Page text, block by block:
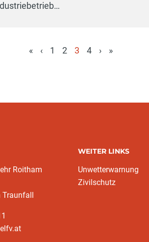
« ‹ 1 2
3
4 › »
Roitham
WEITER LINKS
Unwetterwarnung
Zivilschutz